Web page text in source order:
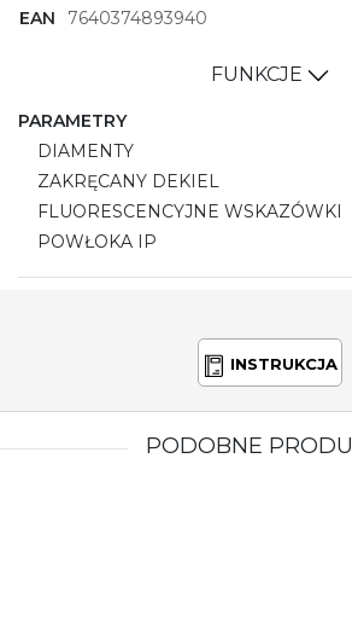
EAN
7640374893940
FUNKCJE
PARAMETRY
DIAMENTY
ZAKRĘCANY DEKIEL
FLUORESCENCYJNE WSKAZÓWKI
POWŁOKA IP
INSTRUKCJA
PODOBNE